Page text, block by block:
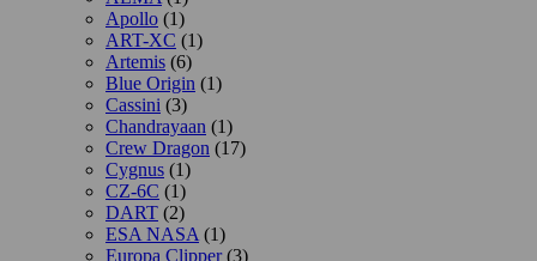
Apollo (1)
ART-XC (1)
Artemis (6)
Blue Origin (1)
Cassini (3)
Chandrayaan (1)
Crew Dragon (17)
Cygnus (1)
CZ-6C (1)
DART (2)
ESA NASA (1)
Europa Clipper(3)